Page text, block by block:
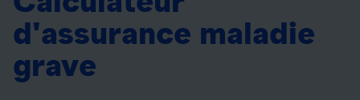
d'assurance maladie
grave